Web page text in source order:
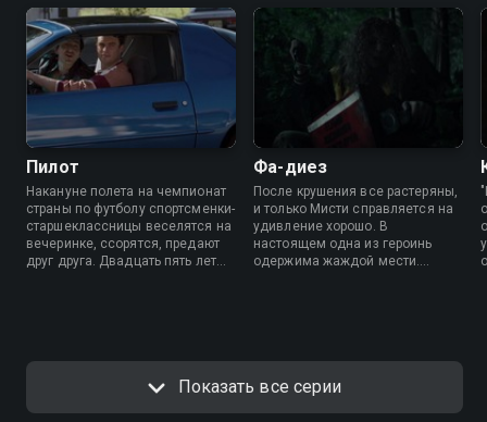
Пилот
Накануне полета на чемпионат
страны по футболу спортсменки-
старшеклассницы веселятся на
вечеринке, ссорятся, предают
друг друга. Двадцать пять лет
Фа-диез
После крушения все растеряны,
и только Мисти справляется на
удивление хорошо. В
настоящем одна из героинь
одержима жаждой мести.
Показать все серии